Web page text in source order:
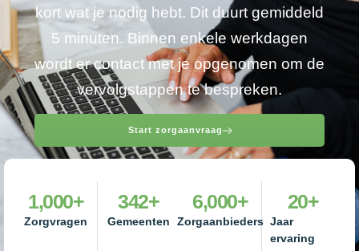
kort wat je nodig hebt. Dit duurt gemiddeld
5 minuten. Binnen enkele werkdagen
wordt er contact met je opgenomen om de
vervolgstappen te bespreken.
Start zorgaanvraag
Zorgvragen
1,000+
Gemeenten
342+
Zorgaanbieders
6,000+
Jaar
ervaring
20+